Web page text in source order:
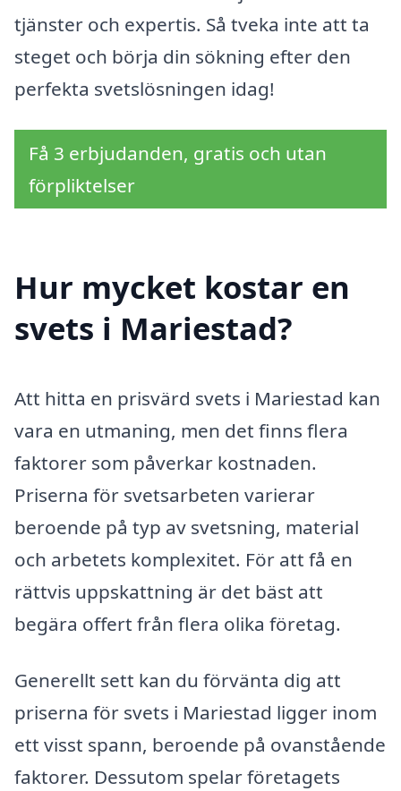
tjänster och expertis. Så tveka inte att ta
steget och börja din sökning efter den
perfekta svetslösningen idag!
Få 3 erbjudanden, gratis och utan
förpliktelser
Hur mycket kostar en
svets i Mariestad?
Att hitta en prisvärd svets i Mariestad kan
vara en utmaning, men det finns flera
faktorer som påverkar kostnaden.
Priserna för svetsarbeten varierar
beroende på typ av svetsning, material
och arbetets komplexitet. För att få en
rättvis uppskattning är det bäst att
begära offert från flera olika företag.
Generellt sett kan du förvänta dig att
priserna för svets i Mariestad ligger inom
ett visst spann, beroende på ovanstående
faktorer. Dessutom spelar företagets